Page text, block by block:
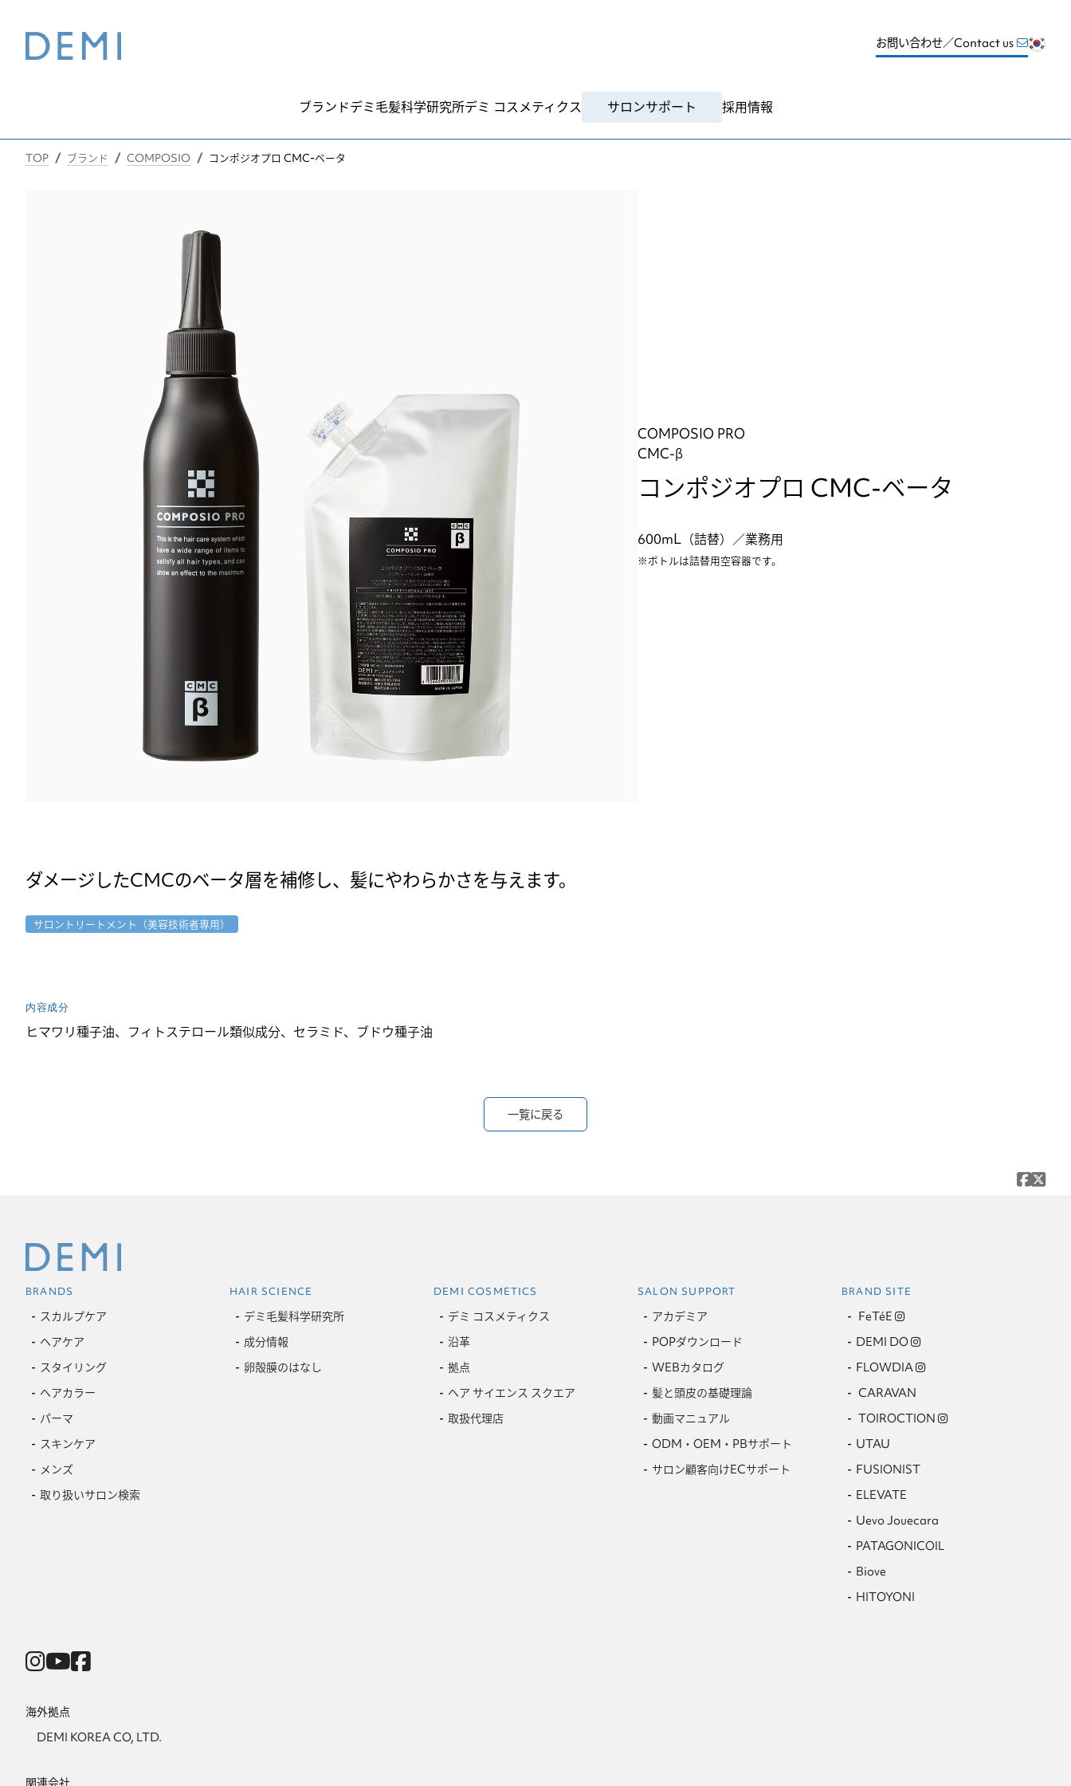
お問い合わせ／Contact us
ブランドデミ毛髪科学研究所デミ コスメティクス サロンサポート 採用情報
TOP ブランド COMPOSIO コンポジオプロ CMC-ベータ
COMPOSIO PRO
CMC-β
コンポジオプロ CMC-ベータ
600mL（詰替）／業務用
※ボトルは詰替用空容器です。
ダメージしたCMCのベータ層を補修し、髪にやわらかさを与えます。
サロントリートメント（美容技術者専用）
内容成分
ヒマワリ種子油、フィトステロール類似成分、セラミド、ブドウ種子油
一覧に戻る
BRANDS
スカルプケア
ヘアケア
スタイリング
ヘアカラー
パーマ
スキンケア
メンズ
取り扱いサロン検索
HAIR SCIENCE
デミ毛髪科学研究所
成分情報
卵殻膜のはなし
DEMI COSMETICS
デミ コスメティクス
沿革
拠点
ヘア サイエンス スクエア
取扱代理店
SALON SUPPORT
アカデミア
POPダウンロード
WEBカタログ
髪と頭皮の基礎理論
動画マニュアル
ODM・OEM・PBサポート
サロン顧客向けECサポート
BRAND SITE
FeTéE
DEMI DO
FLOWDIA
CARAVAN
TOIROCTION
UTAU
FUSIONIST
ELEVATE
Uevo Jouecara
PATAGONICOIL
Biove
HITOYONI
海外拠点
DEMI KOREA CO, LTD.
関連会社